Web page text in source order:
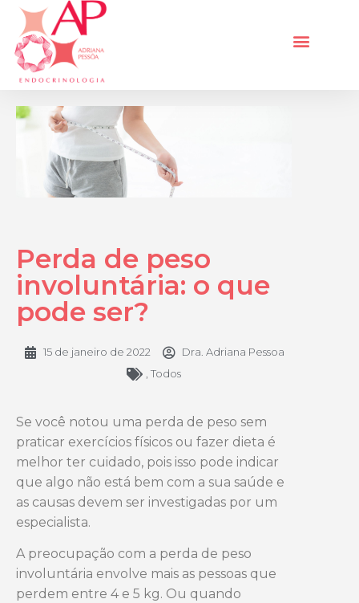
Perda de peso
involuntária: o que
pode ser?
15 de janeiro de 2022
Dra. Adriana Pessoa
Todos
Se você notou uma perda de peso sem
praticar exercícios físicos ou fazer dieta é
melhor ter cuidado, pois isso pode indicar
que algo não está bem com a sua saúde e
as causas devem ser investigadas por um
especialista.
A preocupação com a perda de peso
involuntária envolve mais as pessoas que
perdem entre 4 e 5 kg. Ou quando